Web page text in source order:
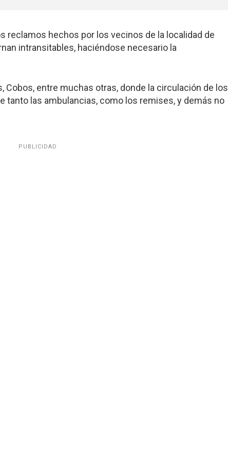
reclamos hechos por los vecinos de la localidad de
intransitables, haciéndose necesario la
Cobos, entre muchas otras, donde la circulación de los
tanto las ambulancias, como los remises, y demás no
PUBLICIDAD